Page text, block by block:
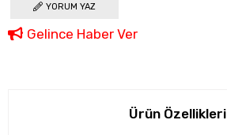
YORUM YAZ
Gelince Haber Ver
Ürün Özellikleri